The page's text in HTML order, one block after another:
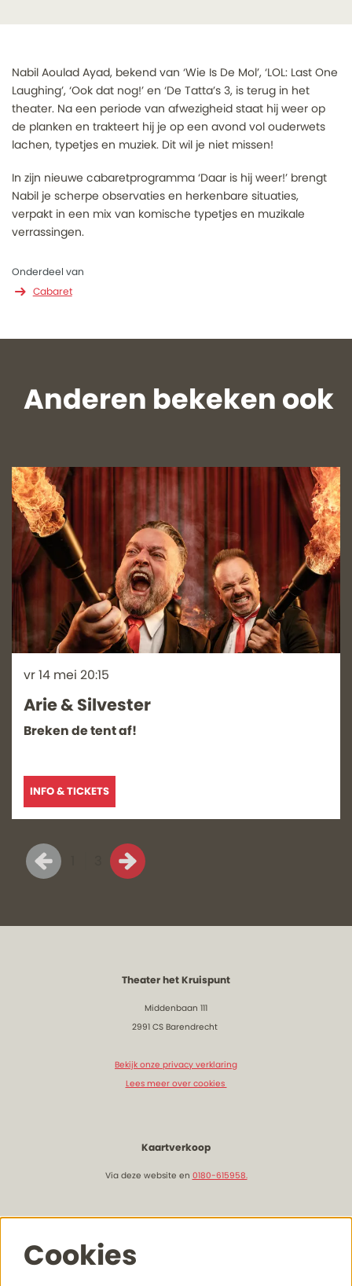
Nabil Aoulad Ayad, bekend van ‘Wie Is De Mol’, ‘LOL: Last One
Laughing’, ‘Ook dat nog!’ en ‘De Tatta’s 3, is terug in het
theater. Na een periode van afwezigheid staat hij weer op
de planken en trakteert hij je op een avond vol ouderwets
lachen, typetjes en muziek. Dit wil je niet missen!
In zijn nieuwe cabaretprogramma ‘Daar is hij weer!’ brengt
Nabil je scherpe observaties en herkenbare situaties,
verpakt in een mix van komische typetjes en muzikale
verrassingen.
Onderdeel van
Cabaret
Anderen bekeken ook
Arie & Silvester
Breken de tent af!
vr 14 mei 20:15
INFO & TICKETS
Theater het Kruispunt
Middenbaan 111
2991 CS Barendrecht
Bekijk onze privacy verklaring
Lees meer over cookies
Kaartverkoop
Via deze website en 0180-615958.
Lees hier meer onze actuele openingstijden
Cookies